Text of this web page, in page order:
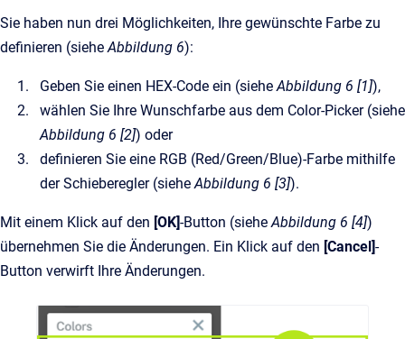
Sie haben nun drei Möglichkeiten, Ihre gewünschte Farbe zu
definieren (sieheAbbildung 6):
Geben Sie einen HEX-Code ein (sieheAbbildung 6 [1]),
wählen Sie Ihre Wunschfarbe aus dem Color-Picker (siehe
Abbildung 6 [2]) oder
definieren Sie eine RGB (Red/Green/Blue)-Farbe mithilfe
der Schieberegler (sieheAbbildung 6 [3]).
Mit einem Klick auf den [OK]-Button (sieheAbbildung 6 [4])
übernehmen Sie die Änderungen. Ein Klick auf den [Cancel]-
Button verwirft Ihre Änderungen.